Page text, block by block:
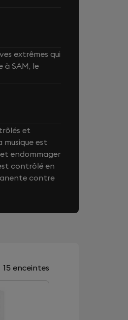
extrêmes qui
à SAM, le
et
musique est
endommager
contrôlé en
contre
15 enceintes